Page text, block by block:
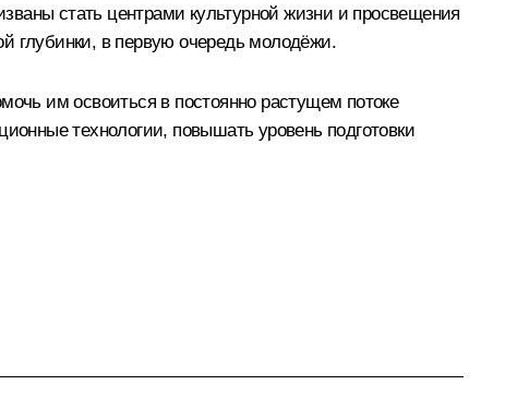
стать центрами культурной жизни и просвещения
глубинки, в первую очередь молодёжи.
им освоиться в постоянно растущем потоке
технологии, повышать уровень подготовки